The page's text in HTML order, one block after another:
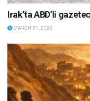
Irak’ta ABD’li
MARCH 31, 2026